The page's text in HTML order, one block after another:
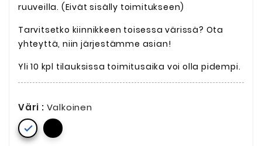
ruuveilla. (Eivät sisälly toimitukseen)
Tarvitsetko kiinnikkeen toisessa värissä? Ota
yhteyttä, niin järjestämme asian!
Yli 10 kpl tilauksissa toimitusaika voi olla pidempi.
Väri : Valkoinen
